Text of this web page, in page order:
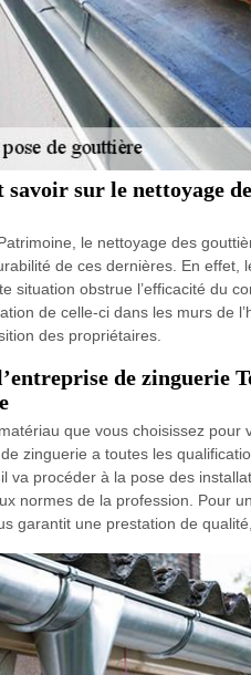
savoir sur le nettoyage
le nettoyage des
de ces dernières. En effet,
situation obstrue l’efficacité du
de celle-ci dans les murs de
des propriétaires.
de zinguerie
que vous choisissez pour
zinguerie a toutes les
va procéder à la pose des
normes de la profession. Pour
garantit une prestation de